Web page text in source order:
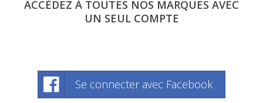
ACCÉDEZ À TOUTES NOS MARQUES AVEC
UN SEUL COMPTE
Se connecter avec Facebook